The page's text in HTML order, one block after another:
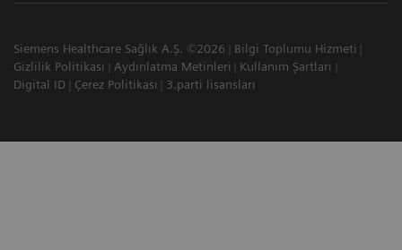
Siemens Healthcare Sağlık A.Ş. ©2026
Bilgi Toplumu Hizmeti
Gizlilik Politikası
Aydınlatma Metinleri
Kullanım Şartları
Digital ID
Çerez Politikası 3.parti lisansları